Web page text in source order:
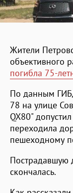
Жители
объективного
погибла 75-
По данным
78 на улице
QX80"
переходила
пешеходному
Пострадавшую
скончалась.